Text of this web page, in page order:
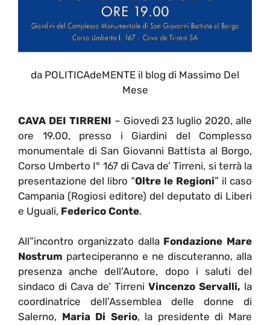
da POLITICAdeMENTE il blog di Massimo Del
Mese
CAVA DEI TIRRENI – Giovedì 23 luglio 2020, alle
ore 19.00, presso i Giardini del Complesso
monumentale di San Giovanni Battista al Borgo,
Corso Umberto I° 167 di Cava de’ Tirreni, si terrà la
presentazione del libro “Oltre le Regioni” il caso
Campania (Rogiosi editore) del deputato di Liberi
e Uguali, Federico Conte.
All”incontro organizzato dalla Fondazione Mare
Nostrum parteciperanno e ne discuteranno, alla
presenza anche dell’Autore, dopo i saluti del
sindaco di Cava de’ Tirreni Vincenzo Servalli, la
coordinatrice dell’Assemblea delle donne di
Salerno, Maria Di Serio, la presidente di Mare